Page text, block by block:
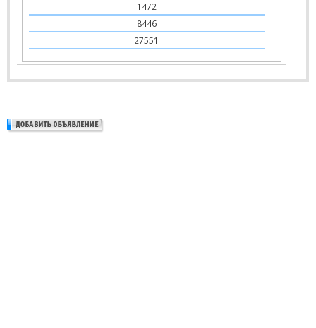
1472
8446
27551